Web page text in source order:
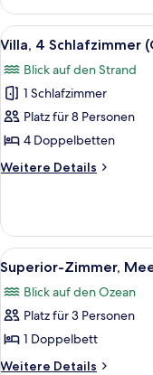
Strandnähe
(Beachfront)
Alle
Fotos
für
Villa,
4 Schlafzimmer
(Gombrani)
anzeigen
9
Villa, 4 Schlafzimmer
Blick auf den Strand
1 Schlafzimmer
Platz für 8 Personen
4 Doppelbetten
Weitere Details
Weitere
4 Schlafzimmer
(Gombrani)
Alle
Fotos
für
Superior-
Zimmer,
Meerblick
3
Superior-Zimmer,
Blick auf den Ozean
Platz für 3 Personen
1 Doppelbett
Weitere Details
Weitere